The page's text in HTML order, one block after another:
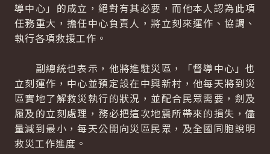
導中心」的成立，絕對有其必要，而他本人認為此項
任務重大，擔任中心負責人，將立刻來運作、協調、
執行各項救援工作。
副總統也表示，他將進駐災區，「督導中心」也
立刻運作，中心並預定設在中興新村，他每天將到災
區實地了解救災執行的狀況，並配合民眾需要，劍及
履及的立刻處理，務必把這次地震所帶來的損失，儘
量減到最小，每天公開向災區民眾，及全國同胞說明
救災工作進度。